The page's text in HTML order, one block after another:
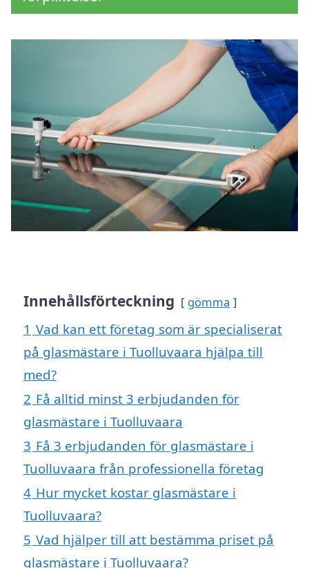
Innehållsförteckning gömma
1 Vad kan ett företag som är specialiserat
på glasmästare i Tuolluvaara hjälpa till
med?
2 Få alltid minst 3 erbjudanden för
glasmästare i Tuolluvaara
3 Få 3 erbjudanden för glasmästare i
Tuolluvaara från professionella företag
4 Hur mycket kostar glasmästare i
Tuolluvaara?
5 Vad hjälper till att bestämma priset på
glasmästare i Tuolluvaara?